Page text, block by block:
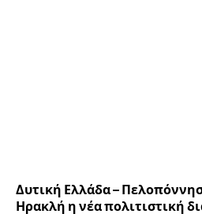
Δυτική Ελλάδα –
Ηρακλή η νέα πολιτιστική